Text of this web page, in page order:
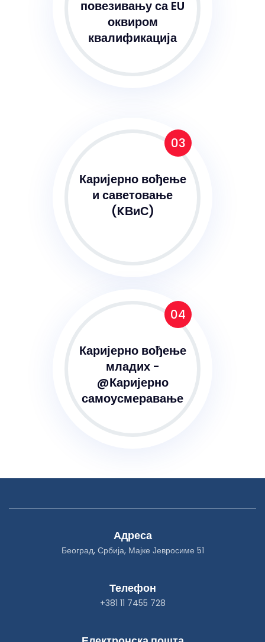
повезивању са EU
оквиром
квалификација
03
Каријерно вођење
и саветовање
(KВиС)
04
Каријерно вођење
младих -
@Каријерно
самоусмеравање
Адреса
Београд, Србија, Мајке Јевросиме 51
Телефон
+381 11 7455 728